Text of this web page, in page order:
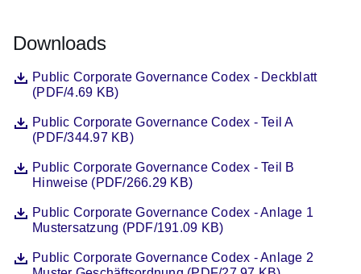
Downloads
DateiPublic Corporate Governance Codex - Deckblatt
(PDF/4.69 KB)
Öffnet sich in einem neuen Fenster
DateiPublic Corporate Governance Codex - Teil A
(PDF/344.97 KB)
Öffnet sich in einem neuen Fenster
DateiPublic Corporate Governance Codex - Teil B
Hinweise (PDF/266.29 KB)
Öffnet sich in einem neuen Fenster
DateiPublic Corporate Governance Codex - Anlage 1
Mustersatzung (PDF/191.09 KB)
Öffnet sich in einem neuen Fenster
DateiPublic Corporate Governance Codex - Anlage 2
Öffnet sich in einem neuen Fenster